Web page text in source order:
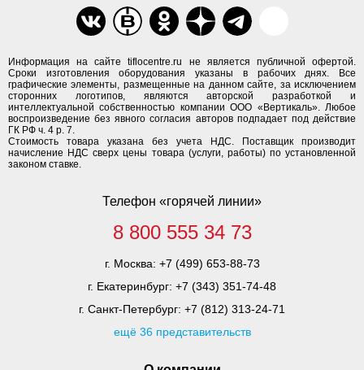
Информация на сайте tiflocentre.ru не является публичной офертой.
Сроки изготовления оборудования указаны в рабочих днях. Все
графические элементы, размещенные на данном сайте, за исключением
сторонних логотипов, являются авторской разработкой и
интеллектуальной собственностью компании ООО «Вертикаль». Любое
воспроизведение без явного согласия авторов подпадает под действие
ГК РФ ч. 4 р. 7.
Стоимость товара указана без учета НДС. Поставщик производит
начисление НДС сверх цены товара (услуги, работы) по установленной
законом ставке.
Телефон «горячей линии»
8 800 555 34 73
г. Москва: +7 (499) 653-88-73
г. Екатеринбург: +7 (343) 351-74-48
г. Санкт-Петербург: +7 (812) 313-24-71
ещё 36 представительств